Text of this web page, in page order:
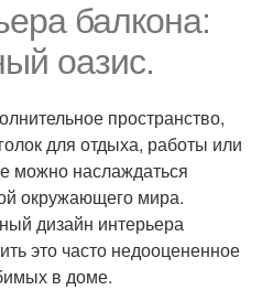
балкона:
оазис.
пространство,
для отдыха, работы или
можно наслаждаться
окружающего мира.
дизайн интерьера
это часто недооцененное
в доме.